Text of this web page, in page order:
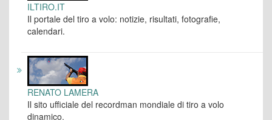
ILTIRO.IT
Il portale del tiro a volo: notizie, risultati, fotografie,
calendari.
RENATO LAMERA
Il sito ufficiale del recordman mondiale di tiro a volo
dinamico.